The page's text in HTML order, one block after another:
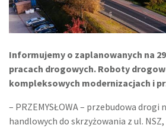
Informujemy o zaplanowanych na
pracach drogowych. Roboty
kompleksowych modernizacjach i
– PRZEMYSŁOWA – przebudowa drogi
handlowych do skrzyżowania z ul.